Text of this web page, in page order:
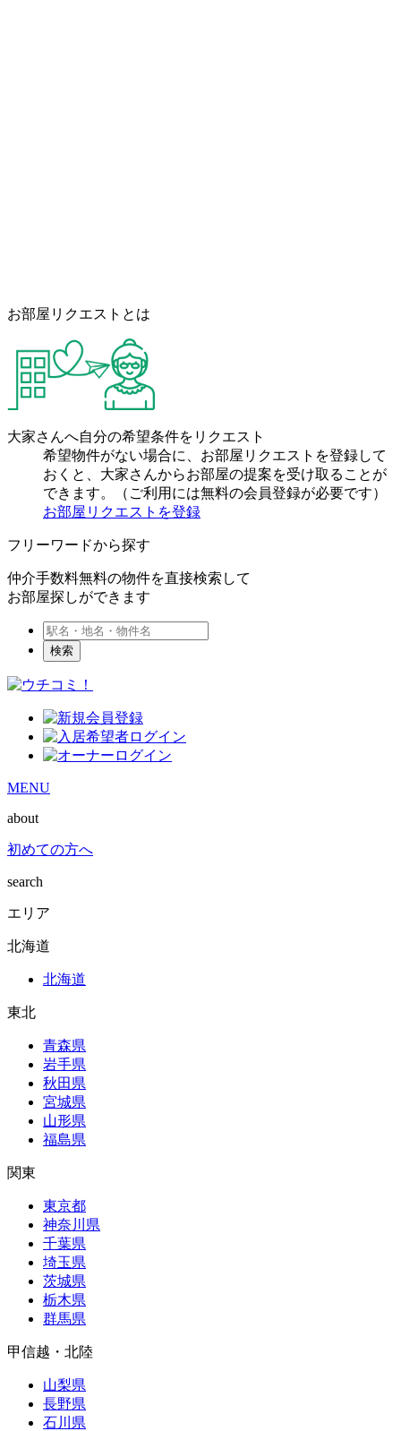
お部屋リクエストとは
大家さんへ自分の希望条件をリクエスト
希望物件がない場合に、お部屋リクエストを登録して
おくと、大家さんからお部屋の提案を受け取ることが
できます。（ご利用には無料の会員登録が必要です）
お部屋リクエストを登録
フリーワードから探す
仲介手数料無料の物件を直接検索して
お部屋探しができます
検索
MENU
about
初めての方へ
search
エリア
北海道
北海道
東北
青森県
岩手県
秋田県
宮城県
山形県
福島県
関東
東京都
神奈川県
千葉県
埼玉県
茨城県
栃木県
群馬県
甲信越・北陸
山梨県
長野県
石川県